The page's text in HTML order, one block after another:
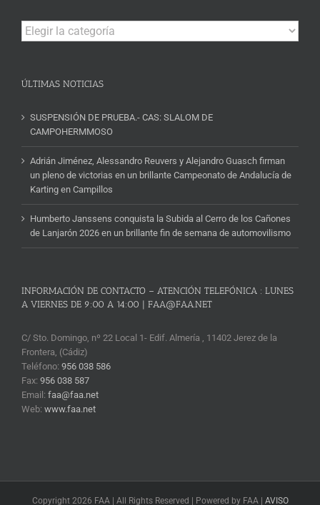
Campeonatos
y
ÚLTIMAS NOTICIAS
SUSPENSIÓN DE PRUEBA.- CAS: SLALOM DE
CAMPOHERMMOSO
Adrián Jiménez, Alessandro Reuvers y Alejandro Guasch firman
un pleno de victorias en un brillante Campeonato de Andalucía de
Karting en Campillos
Humberto Janssens conquista la Subida al Cerro de los Cañones
de Lanjarón 2026 en un brillante fin de semana de automovilismo
INFORMACIÓN DE CONTACTO – ATENCIÓN TELEFÓNICA : LUNES
A VIERNES DE 9:00 A 14:00 | FAA@FAA.NET
C/ Sto. Domingo, nº 22 Local 1- Edif. Almería , 11402 Jerez de la
Frontera, (Cádiz)
Teléfono: 956 038 586
Fax: 956 038 587
Email: faa@faa.net
Web: www.faa.net
Copyright 2026 FAA | All Rights Reserved | Powered by FAA | AVISO